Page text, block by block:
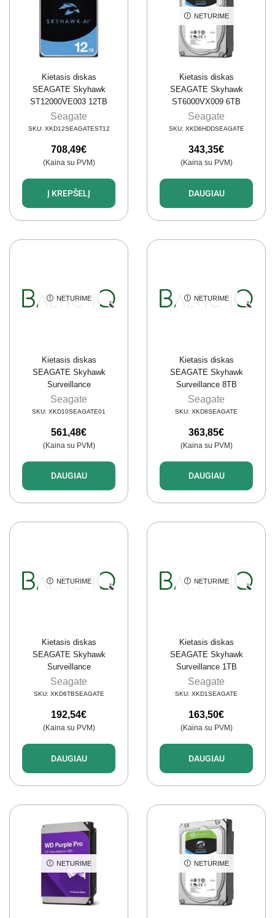
Kietasis diskas
SEAGATE Skyhawk
ST12000VE003 12TB
Seagate
SKU: XKD12SEAGATEST12
708,49€
(Kaina su PVM)
Į KREPŠELĮ
NETURIME
Kietasis diskas
SEAGATE Skyhawk
ST6000VX009 6TB
Surveillance
Seagate
SKU: XKD6HDDSEAGATE
343,35€
(Kaina su PVM)
DAUGIAU
NETURIME
Kietasis diskas
SEAGATE Skyhawk
Surveillance
ST10000VE001 10TB
Seagate
SKU: XKD10SEAGATE01
561,48€
(Kaina su PVM)
DAUGIAU
NETURIME
Kietasis diskas
SEAGATE Skyhawk
Surveillance 8TB
Seagate
SKU: XKD8SEAGATE
363,85€
(Kaina su PVM)
DAUGIAU
NETURIME
Kietasis diskas
SEAGATE Skyhawk
Surveillance
ST6000VX001 6TB
Seagate
SKU: XKD6TBSEAGATE
192,54€
(Kaina su PVM)
DAUGIAU
NETURIME
Kietasis diskas
SEAGATE Skyhawk
Surveillance 1TB
Seagate
SKU: XKD1SEAGATE
163,50€
(Kaina su PVM)
DAUGIAU
NETURIME NETURIME